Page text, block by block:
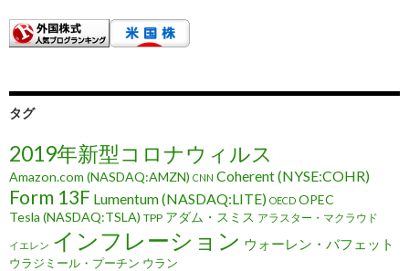
タグ
2019年新型コロナウィルス
Amazon.com (NASDAQ:AMZN) CNN Coherent (NYSE:COHR)
Form 13F Lumentum (NASDAQ:LITE) OECD OPEC
Tesla (NASDAQ:TSLA) TPP アダム・スミス アラスター・マクラウド
イエレン インフレーション ウォーレン・バフェット
ウラジミール・プーチン ウラン